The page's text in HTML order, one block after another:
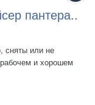
пантера..
сняты или не
и хорошем
комфорта(шире и
одинаково) -